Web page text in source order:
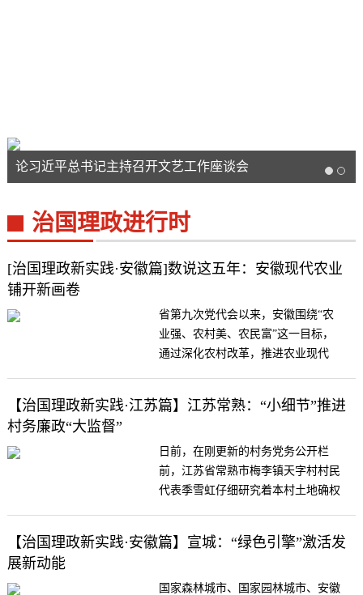
论习近平总书记主持召开文艺工作座谈会
治国理政进行时
[治国理政新实践·安徽篇]数说这五年：安徽现代农业
铺开新画卷
省第九次党代会以来，安徽围绕“农
业强、农村美、农民富”这一目标，
通过深化农村改革，推进农业现代
【治国理政新实践·江苏篇】江苏常熟：“小细节”推进
村务廉政“大监督”
日前，在刚更新的村务党务公开栏
前，江苏省常熟市梅李镇天字村村民
代表季雪虹仔细研究着本村土地确权
【治国理政新实践·安徽篇】宣城：“绿色引擎”激活发
展新动能
国家森林城市、国家园林城市、安徽